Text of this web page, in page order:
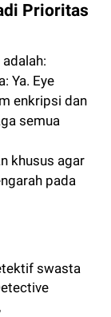
Prioritas
Ya. Eye
enkripsi dan
semua
khusus agar
pada
swasta